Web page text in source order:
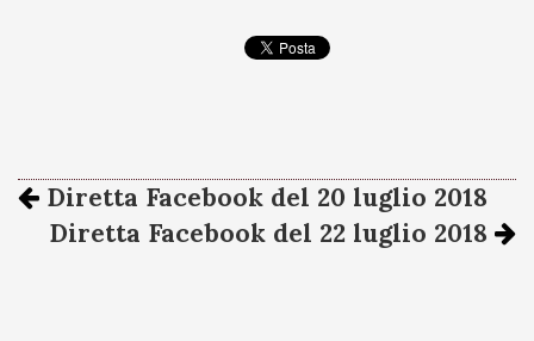
Diretta Facebook del 20 luglio 2018
Diretta Facebook del 22 luglio 2018